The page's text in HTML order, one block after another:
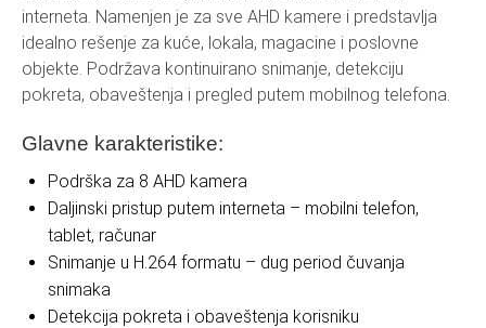
interneta. Namenjen je za sve AHD kamere i predstavlja
idealno rešenje za kuće, lokala, magacine i poslovne
objekte. Podržava kontinuirano snimanje, detekciju
pokreta, obaveštenja i pregled putem mobilnog telefona.
Glavne karakteristike:
Podrška za 8 AHD kamera
Daljinski pristup putem interneta – mobilni telefon,
tablet, računar
Snimanje u H.264 formatu – dug period čuvanja
snimaka
Detekcija pokreta i obaveštenja korisniku